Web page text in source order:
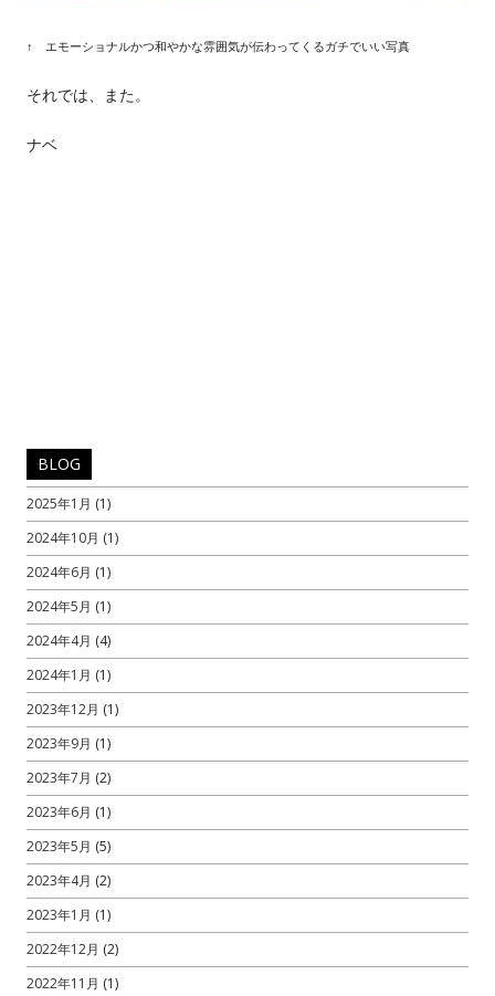
↑ エモーショナルかつ和やかな雰囲気が伝わってくるガチでいい写真
それでは、また。
ナベ
BLOG
2025年1月 (1)
2024年10月 (1)
2024年6月 (1)
2024年5月 (1)
2024年4月 (4)
2024年1月 (1)
2023年12月 (1)
2023年9月 (1)
2023年7月 (2)
2023年6月 (1)
2023年5月 (5)
2023年4月 (2)
2023年1月 (1)
2022年12月 (2)
2022年11月 (1)